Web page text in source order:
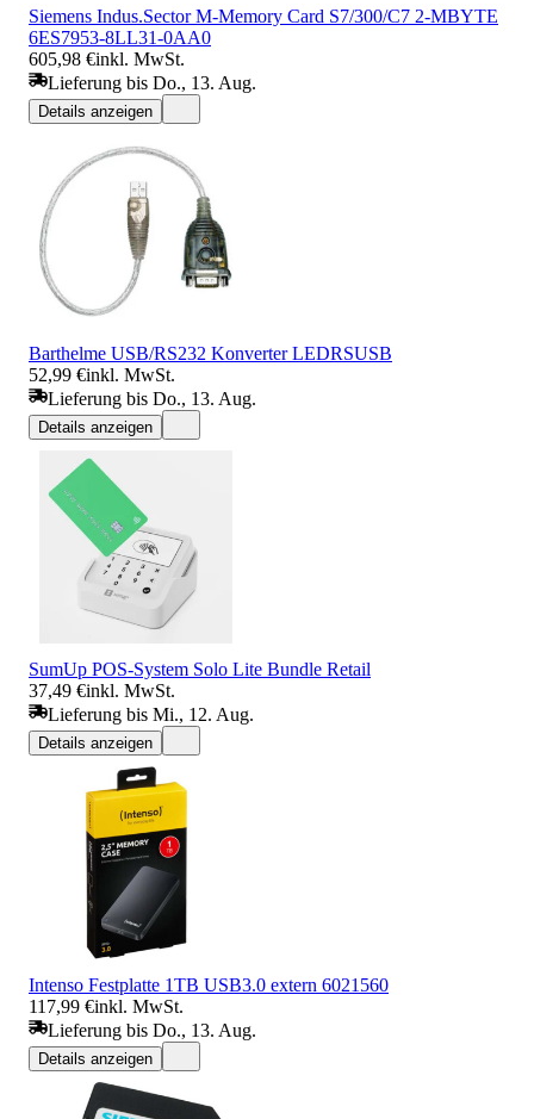
Siemens Indus.Sector M-Memory Card S7/300/C7 2-MBYTE
6ES7953-8LL31-0AA0
605,98 €inkl. MwSt.
Lieferung bis Do., 13. Aug.
Details anzeigen
Barthelme USB/RS232 Konverter LEDRSUSB
52,99 €inkl. MwSt.
Lieferung bis Do., 13. Aug.
Details anzeigen
SumUp POS-System Solo Lite Bundle Retail
37,49 €inkl. MwSt.
Lieferung bis Mi., 12. Aug.
Details anzeigen
Intenso Festplatte 1TB USB3.0 extern 6021560
117,99 €inkl. MwSt.
Lieferung bis Do., 13. Aug.
Details anzeigen